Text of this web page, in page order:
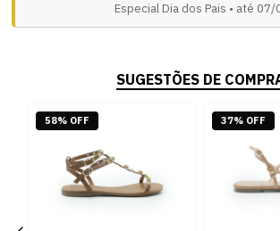
Especial Dia dos Pais • até 07/
SUGESTÕES DE
58% OFF 37% OFF